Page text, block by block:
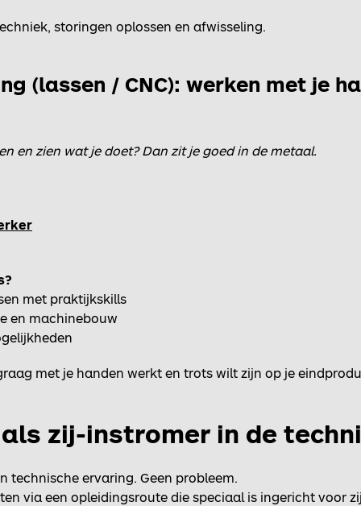
storingen oplossen en afwisseling.
(lassen / CNC): werken met je
en zien wat je doet? Dan zit je goed in de metaal.
met praktijkskills
en machinebouw
met je handen werkt en trots wilt zijn op je
zij-instromer in de
technische ervaring. Geen probleem.
via een opleidingsroute die speciaal is ingericht voor